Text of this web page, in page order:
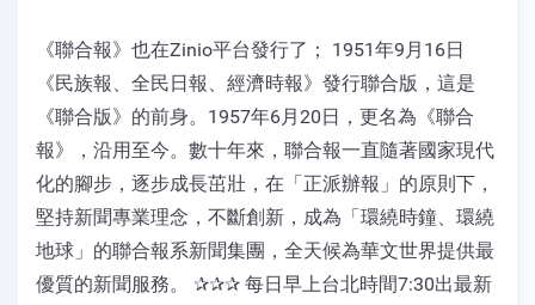
《聯合報》也在Zinio平台發行了； 1951年9月16日
《民族報、全民日報、經濟時報》發行聯合版，這是
《聯合版》的前身。1957年6月20日，更名為《聯合
報》，沿用至今。數十年來，聯合報一直隨著國家現代
化的腳步，逐步成長茁壯，在「正派辦報」的原則下，
堅持新聞專業理念，不斷創新，成為「環繞時鐘、環繞
地球」的聯合報系新聞集團，全天候為華文世界提供最
優質的新聞服務。 ✰✰✰ 每日早上台北時間7:30出最新